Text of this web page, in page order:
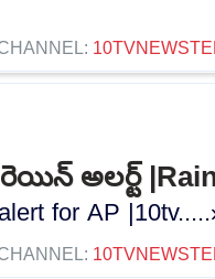
అలర్ట్
for AP